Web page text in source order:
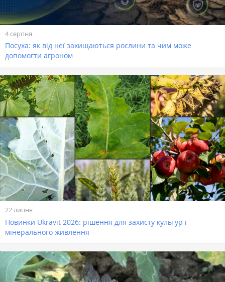
4 серпня
Посуха: як від неї захищаються рослини та чим може
допомогти агроном
22 липня
Новинки Ukravit 2026: рішення для захисту культур і
мінерального живлення